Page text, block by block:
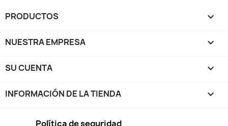
PRODUCTOS 
NUESTRA EMPRESA 
SU CUENTA 
INFORMACIÓN DE LA TIENDA keyboard_arrow_down
Política de seguridad